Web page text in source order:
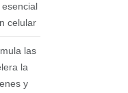
celular
las
la
y